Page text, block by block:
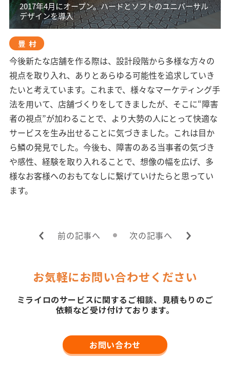
2017年4月にオープン。ハードとソフトのユニバーサル
デザインを導入
豊村
今後新たな店舗を作る際は、設計段階から多様な方々の
視点を取り入れ、ありとあらゆる可能性を追求していき
たいと考えています。これまで、様々なマーケティング手
法を用いて、店舗づくりをしてきましたが、そこに“障害
者の視点”が加わることで、より大勢の人にとって快適な
サービスを生み出せることに気づきました。これは目か
ら鱗の発見でした。今後も、障害のある当事者の気づき
や感性、経験を取り入れることで、想像の幅を広げ、多
様なお客様へのおもてなしに繋げていけたらと思ってい
ます。
前の記事へ 次の記事へ
お気軽にお問い合わせください
ミライロのサービスに関するご相談、見積もりのご
依頼など受け付けております。
お問い合わせ